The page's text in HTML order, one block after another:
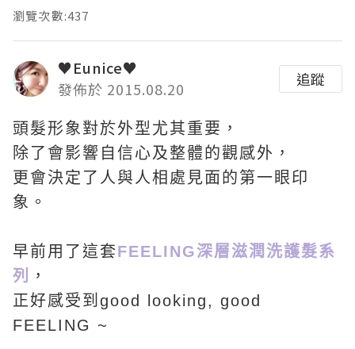
瀏覽次數:437
♥Eunice♥
發佈於 2015.08.20
追蹤
頭髮形象對於外型尤其重要，
除了會影響自信心及整體的觀感外，
更會決定了人與人相處見面的第一眼印
象。
早前用了這套FEELING深層滋潤洗護髮系
列
，
正好感受到good looking, good
FEELING ~